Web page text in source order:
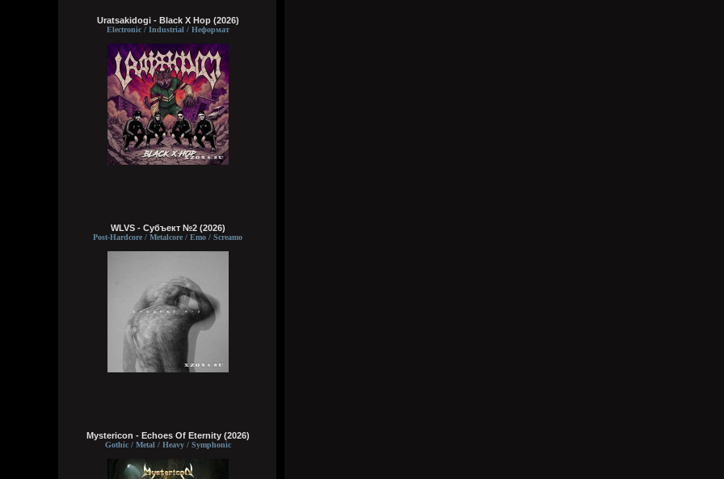
Uratsakidogi - Black X Hop (2026)
Electronic / Industrial / Неформат
WLVS - Субъект №2 (2026)
Post-Hardcore / Metalcore / Emo / Screamo
Mystericon - Echoes Of Eternity (2026)
Gothic / Metal / Heavy / Symphonic